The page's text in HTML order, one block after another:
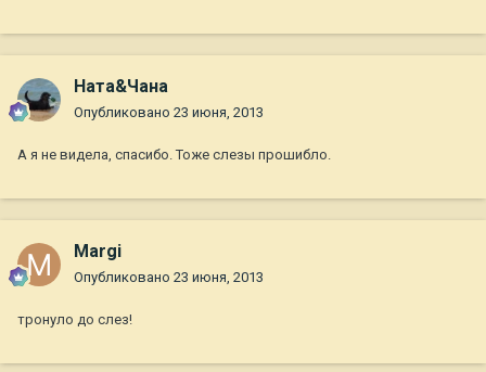
Ната&Чана
Опубликовано 23 июня, 2013
А я не видела, спасибо. Тоже слезы прошибло.
Margi
Опубликовано 23 июня, 2013
тронуло до слез!